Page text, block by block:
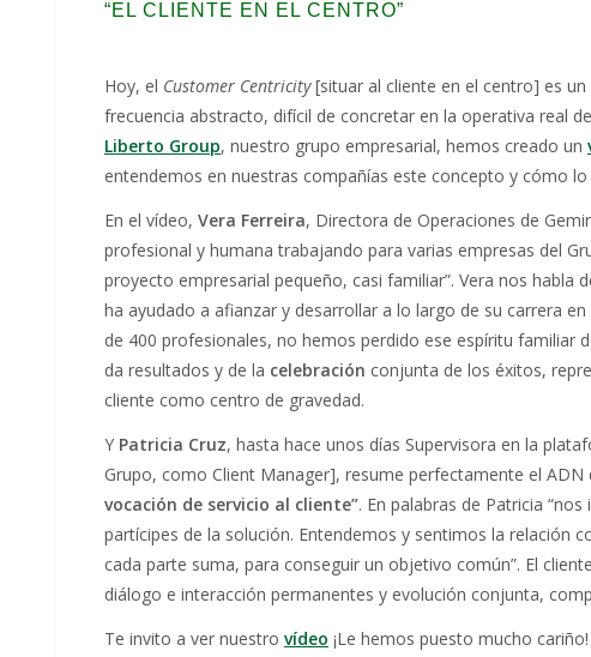
“EL CLIENTE EN EL CENTRO”
Hoy, el Customer Centricity[situar al cliente en el centro] es
frecuencia abstracto, difícil de concretar en la operativa real
Liberto Group, nuestro grupo empresarial, hemos creado un
entendemos en nuestras compañías este concepto y cómo
En el vídeo, Vera Ferreira, Directora de Operaciones de
profesional y humana trabajando para varias empresas del
proyecto empresarial pequeño, casi familiar”. Vera nos habla
ha ayudado a afianzar y desarrollar a lo largo de su carrera
de 400 profesionales, no hemos perdido ese espíritu familiar
da resultados y de la celebración conjunta de los éxitos,
cliente como centro de gravedad.
Y Patricia Cruz, hasta hace unos días Supervisora en la
Grupo, como Client Manager], resume perfectamente el
vocación de servicio al cliente”. En palabras de Patricia
partícipes de la solución. Entendemos y sentimos la relación
cada parte suma, para conseguir un objetivo común”. El
diálogo e interacción permanentes y evolución conjunta,
Te invito a ver nuestro vídeo ¡Le hemos puesto mucho cariño!